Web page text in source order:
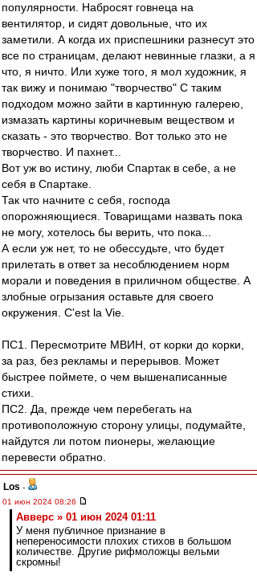
популярности. Набросят говнеца на
вентилятор, и сидят довольные, что их
заметили. А когда их приспешники разнесут это
все по страницам, делают невинные глазки, а я
что, я ничто. Или хуже того, я мол художник, я
так вижу и понимаю "творчество" С таким
подходом можно зайти в картинную галерею,
измазать картины коричневым веществом и
сказать - это творчество. Вот только это не
творчество. И пахнет...
Вот уж во истину, люби Спартак в себе, а не
себя в Спартаке.
Так что начните с себя, господа
опорожняющиеся. Товарищами назвать пока
не могу, хотелось бы верить, что пока...
А если уж нет, то не обессудьте, что будет
прилетать в ответ за несоблюдением норм
морали и поведения в приличном обществе. А
злобные огрызания оставьте для своего
окружения. С'est la Vie.
ПС1. Пересмотрите МВИН, от корки до корки,
за раз, без рекламы и перерывов. Может
быстрее поймете, о чем вышенаписанные
стихи.
ПС2. Да, прежде чем перебегать на
противоположную сторону улицы, подумайте,
найдутся ли потом пионеры, желающие
перевести обратно.
Los -
01 июн 2024 08:26
Авверс » 01 июн 2024 01:11
У меня публичное признание в
непереносимости плохих стихов в большом
количестве. Другие рифмоложцы вельми
скромны!